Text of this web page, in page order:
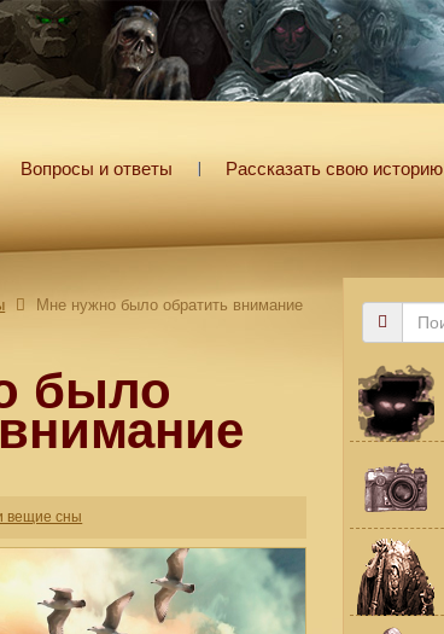
Вопросы и ответы Рассказать свою историю
Мне нужно было обратить внимание
было
вещие сны
Поиск